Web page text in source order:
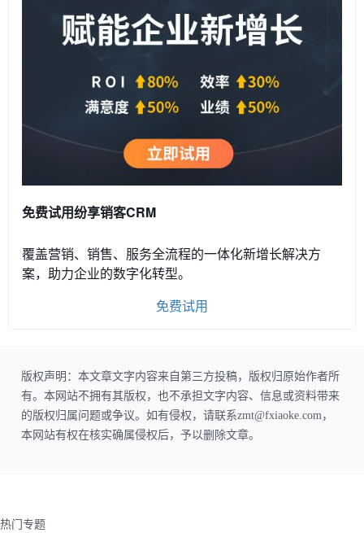
免费试用纷享销客CRM
覆盖营销、销售、服务全流程的一体化新增长解决方
案，助力企业的数字化转型。
免费试用
版权声明：本文章文字内容来自第三方投稿，版权归原始作者所
有。本网站不拥有其版权，也不承担文字内容、信息或资料带来
的版权归属问题或争议。如有侵权，请联系zmt@fxiaoke.com，
本网站有权在核实确属侵权后，予以删除文章。
热门专题